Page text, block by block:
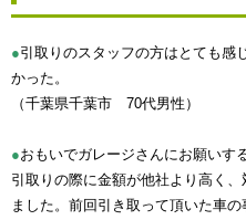
●引取りのスタッフの方はとても感
かった。
（千葉県千葉市 70代男性）
●おもいでガレージさんにお願いす
引取りの際に金額が他社より高く
ました。前回引き取って頂いた車